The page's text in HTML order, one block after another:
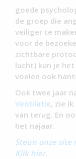
goede
de groep die
veiliger te
voor de
zichtbare
lucht) kun je
voelen ook
Ook twee jaar
Ventilatie, zie
van terug. En
het najaar.
Steun onze site
Klik hier.